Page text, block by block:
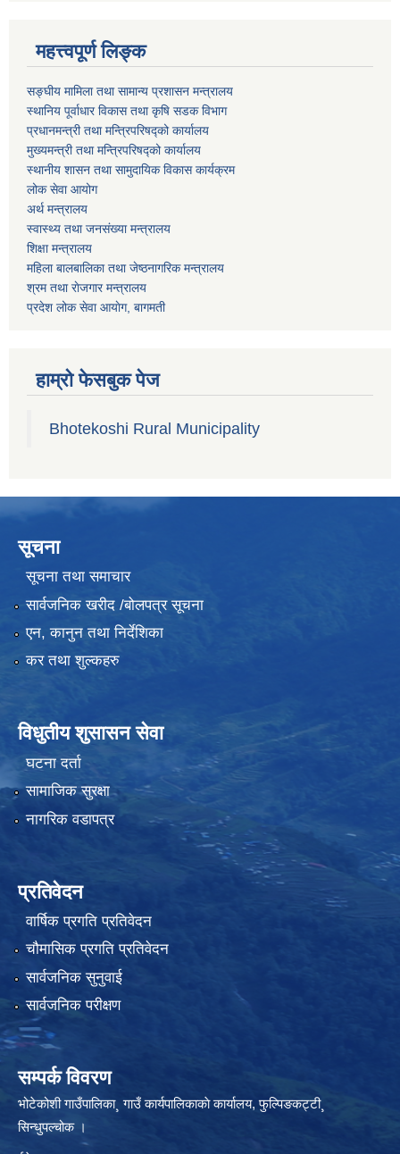
महत्त्वपूर्ण लिङ्क
सङ्घीय मामिला तथा सामान्य प्रशासन मन्त्रालय
स्थानिय पूर्वाधार विकास तथा कृषि सडक विभाग
प्रधानमन्त्री तथा मन्त्रिपरिषद्को कार्यालय
मुख्यमन्त्री तथा मन्त्रिपरिषद्को कार्यालय
स्थानीय शासन तथा सामुदायिक विकास कार्यक्रम
लोक सेवा आयोग
अर्थ मन्त्रालय
स्वास्थ्य तथा जनस‌ंख्या मन्त्रालय
शिक्षा मन्त्रालय
महिला बालबालिका तथा जेष्ठनागरिक मन्त्रालय
श्रम तथा राेजगार मन्त्रालय
प्रदेश लोक सेवा आयाेग, बागमती
हाम्रो फेसबुक पेज
Bhotekoshi Rural Municipality
सूचना
सूचना तथा समाचार
सार्वजनिक खरीद /बोलपत्र सूचना
एन, कानुन तथा निर्देशिका
कर तथा शुल्कहरु
विधुतीय शुसासन सेवा
घटना दर्ता
सामाजिक सुरक्षा
नागरिक वडापत्र
प्रतिवेदन
वार्षिक प्रगति प्रतिवेदन
चौमासिक प्रगति प्रतिवेदन
सार्वजनिक सुनुवाई
सार्वजनिक परीक्षण
सम्पर्क विवरण
भोटेकोशी गाउँपालिका¸ गाउँ कार्यपालिकाकाे कार्यालय, फुल्पिङकट्टी¸
सिन्धुपल्चोक ।